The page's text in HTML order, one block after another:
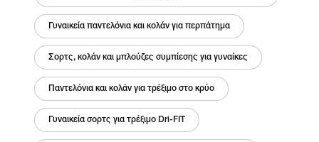
Γυναικεία παντελόνια και κολάν για περπάτημα
Σορτς, κολάν και μπλούζες συμπίεσης για γυναίκες
Παντελόνια και κολάν για τρέξιμο στο κρύο
Γυναικεία σορτς για τρέξιμο Dri-FIT